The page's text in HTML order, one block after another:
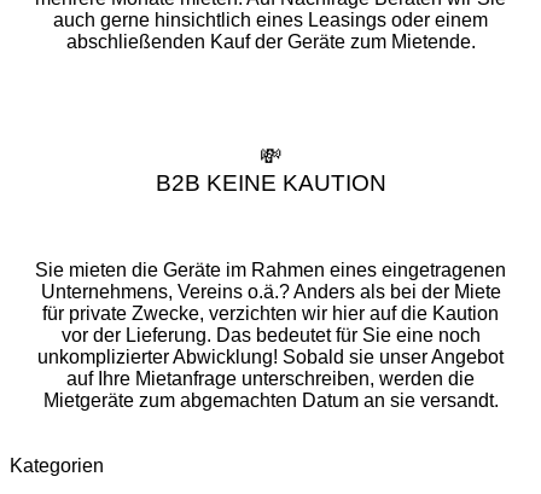
auch gerne hinsichtlich eines Leasings oder einem
abschließenden Kauf der Geräte zum Mietende.
💸
B2B KEINE KAUTION
Sie mieten die Geräte im Rahmen eines eingetragenen
Unternehmens, Vereins o.ä.? Anders als bei der Miete
für private Zwecke, verzichten wir hier auf die Kaution
vor der Lieferung. Das bedeutet für Sie eine noch
unkomplizierter Abwicklung! Sobald sie unser Angebot
auf Ihre Mietanfrage unterschreiben, werden die
Mietgeräte zum abgemachten Datum an sie versandt.
Kategorien